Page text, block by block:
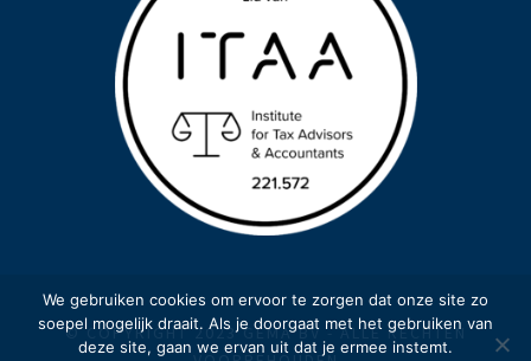
© COPYRIGHT 2023 GEMA BV - ALLE RECHTEN
We gebruiken cookies om ervoor te zorgen dat onze site zo
soepel mogelijk draait. Als je doorgaat met het gebruiken van
deze site, gaan we ervan uit dat je ermee instemt.